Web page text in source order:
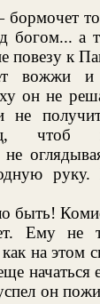
богом...
повезу к
вожжи и
он не
не
чтоб
руку.
быть!
Ему не
на этом
начаться
он